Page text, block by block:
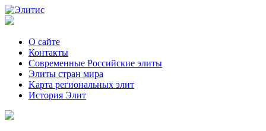
О сайте
Контакты
Современные Российские элиты
Элиты стран мира
Kартa региональных элит
История Элит